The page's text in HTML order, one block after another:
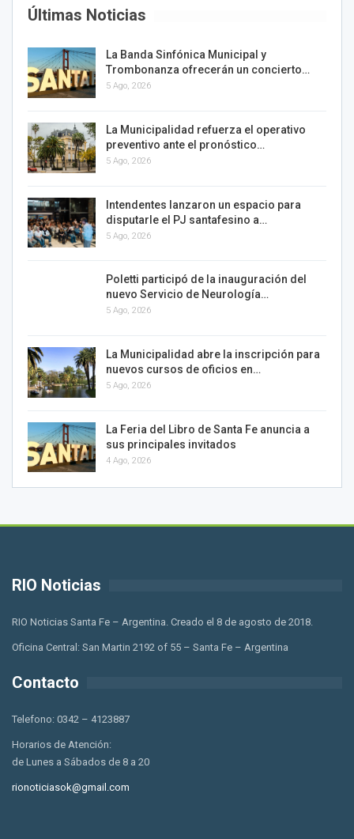
Últimas Noticias
La Banda Sinfónica Municipal y
Trombonanza ofrecerán un concierto…
5 Ago, 2026
La Municipalidad refuerza el operativo
preventivo ante el pronóstico…
5 Ago, 2026
Intendentes lanzaron un espacio para
disputarle el PJ santafesino a…
5 Ago, 2026
Poletti participó de la inauguración del
nuevo Servicio de Neurología…
5 Ago, 2026
La Municipalidad abre la inscripción para
nuevos cursos de oficios en…
5 Ago, 2026
La Feria del Libro de Santa Fe anuncia a
sus principales invitados
4 Ago, 2026
RIO Noticias
RIO Noticias Santa Fe – Argentina. Creado el 8 de agosto de 2018.
Oficina Central: San Martin 2192 of 55 – Santa Fe – Argentina
Contacto
Telefono: 0342 – 4123887
Horarios de Atención:
de Lunes a Sábados de 8 a 20
rionoticiasok@gmail.com